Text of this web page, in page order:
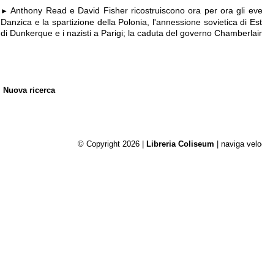
► Anthony Read e David Fisher ricostruiscono ora per ora gli
Danzica e la spartizione della Polonia, l'annessione sovietica di
di Dunkerque e i nazisti a Parigi; la caduta del governo
Nuova ricerca
© Copyright 2026 | Libreria Coliseum | naviga